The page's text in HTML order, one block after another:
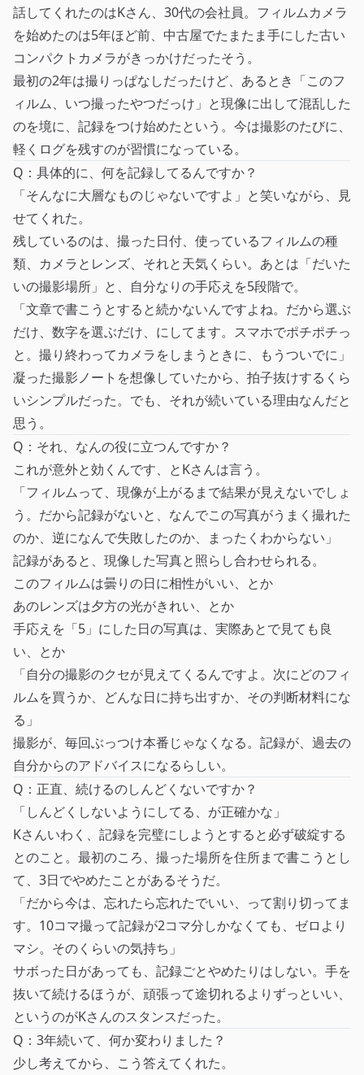
話してくれたのはKさん、30代の会社員。フィルムカメラ
を始めたのは5年ほど前、中古屋でたまたま手にした古い
コンパクトカメラがきっかけだったそう。
最初の2年は撮りっぱなしだったけど、あるとき「このフ
ィルム、いつ撮ったやつだっけ」と現像に出して混乱した
のを境に、記録をつけ始めたという。今は撮影のたびに、
軽くログを残すのが習慣になっている。
Q：具体的に、何を記録してるんですか？
「そんなに大層なものじゃないですよ」と笑いながら、見
せてくれた。
残しているのは、撮った日付、使っているフィルムの種
類、カメラとレンズ、それと天気くらい。あとは「だいた
いの撮影場所」と、自分なりの手応えを5段階で。
「文章で書こうとすると続かないんですよね。だから選ぶ
だけ、数字を選ぶだけ、にしてます。スマホでポチポチっ
と。撮り終わってカメラをしまうときに、もうついでに」
凝った撮影ノートを想像していたから、拍子抜けするくら
いシンプルだった。でも、それが続いている理由なんだと
思う。
Q：それ、なんの役に立つんですか？
これが意外と効くんです、とKさんは言う。
「フィルムって、現像が上がるまで結果が見えないでしょ
う。だから記録がないと、なんでこの写真がうまく撮れた
のか、逆になんで失敗したのか、まったくわからない」
記録があると、現像した写真と照らし合わせられる。
このフィルムは曇りの日に相性がいい、とか
あのレンズは夕方の光がきれい、とか
手応えを「5」にした日の写真は、実際あとで見ても良
い、とか
「自分の撮影のクセが見えてくるんですよ。次にどのフィ
ルムを買うか、どんな日に持ち出すか、その判断材料にな
る」
撮影が、毎回ぶっつけ本番じゃなくなる。記録が、過去の
自分からのアドバイスになるらしい。
Q：正直、続けるのしんどくないですか？
「しんどくしないようにしてる、が正確かな」
Kさんいわく、記録を完璧にしようとすると必ず破綻する
とのこと。最初のころ、撮った場所を住所まで書こうとし
て、3日でやめたことがあるそうだ。
「だから今は、忘れたら忘れたでいい、って割り切ってま
す。10コマ撮って記録が2コマ分しかなくても、ゼロより
マシ。そのくらいの気持ち」
サボった日があっても、記録ごとやめたりはしない。手を
抜いて続けるほうが、頑張って途切れるよりずっといい、
というのがKさんのスタンスだった。
Q：3年続いて、何か変わりました？
少し考えてから、こう答えてくれた。